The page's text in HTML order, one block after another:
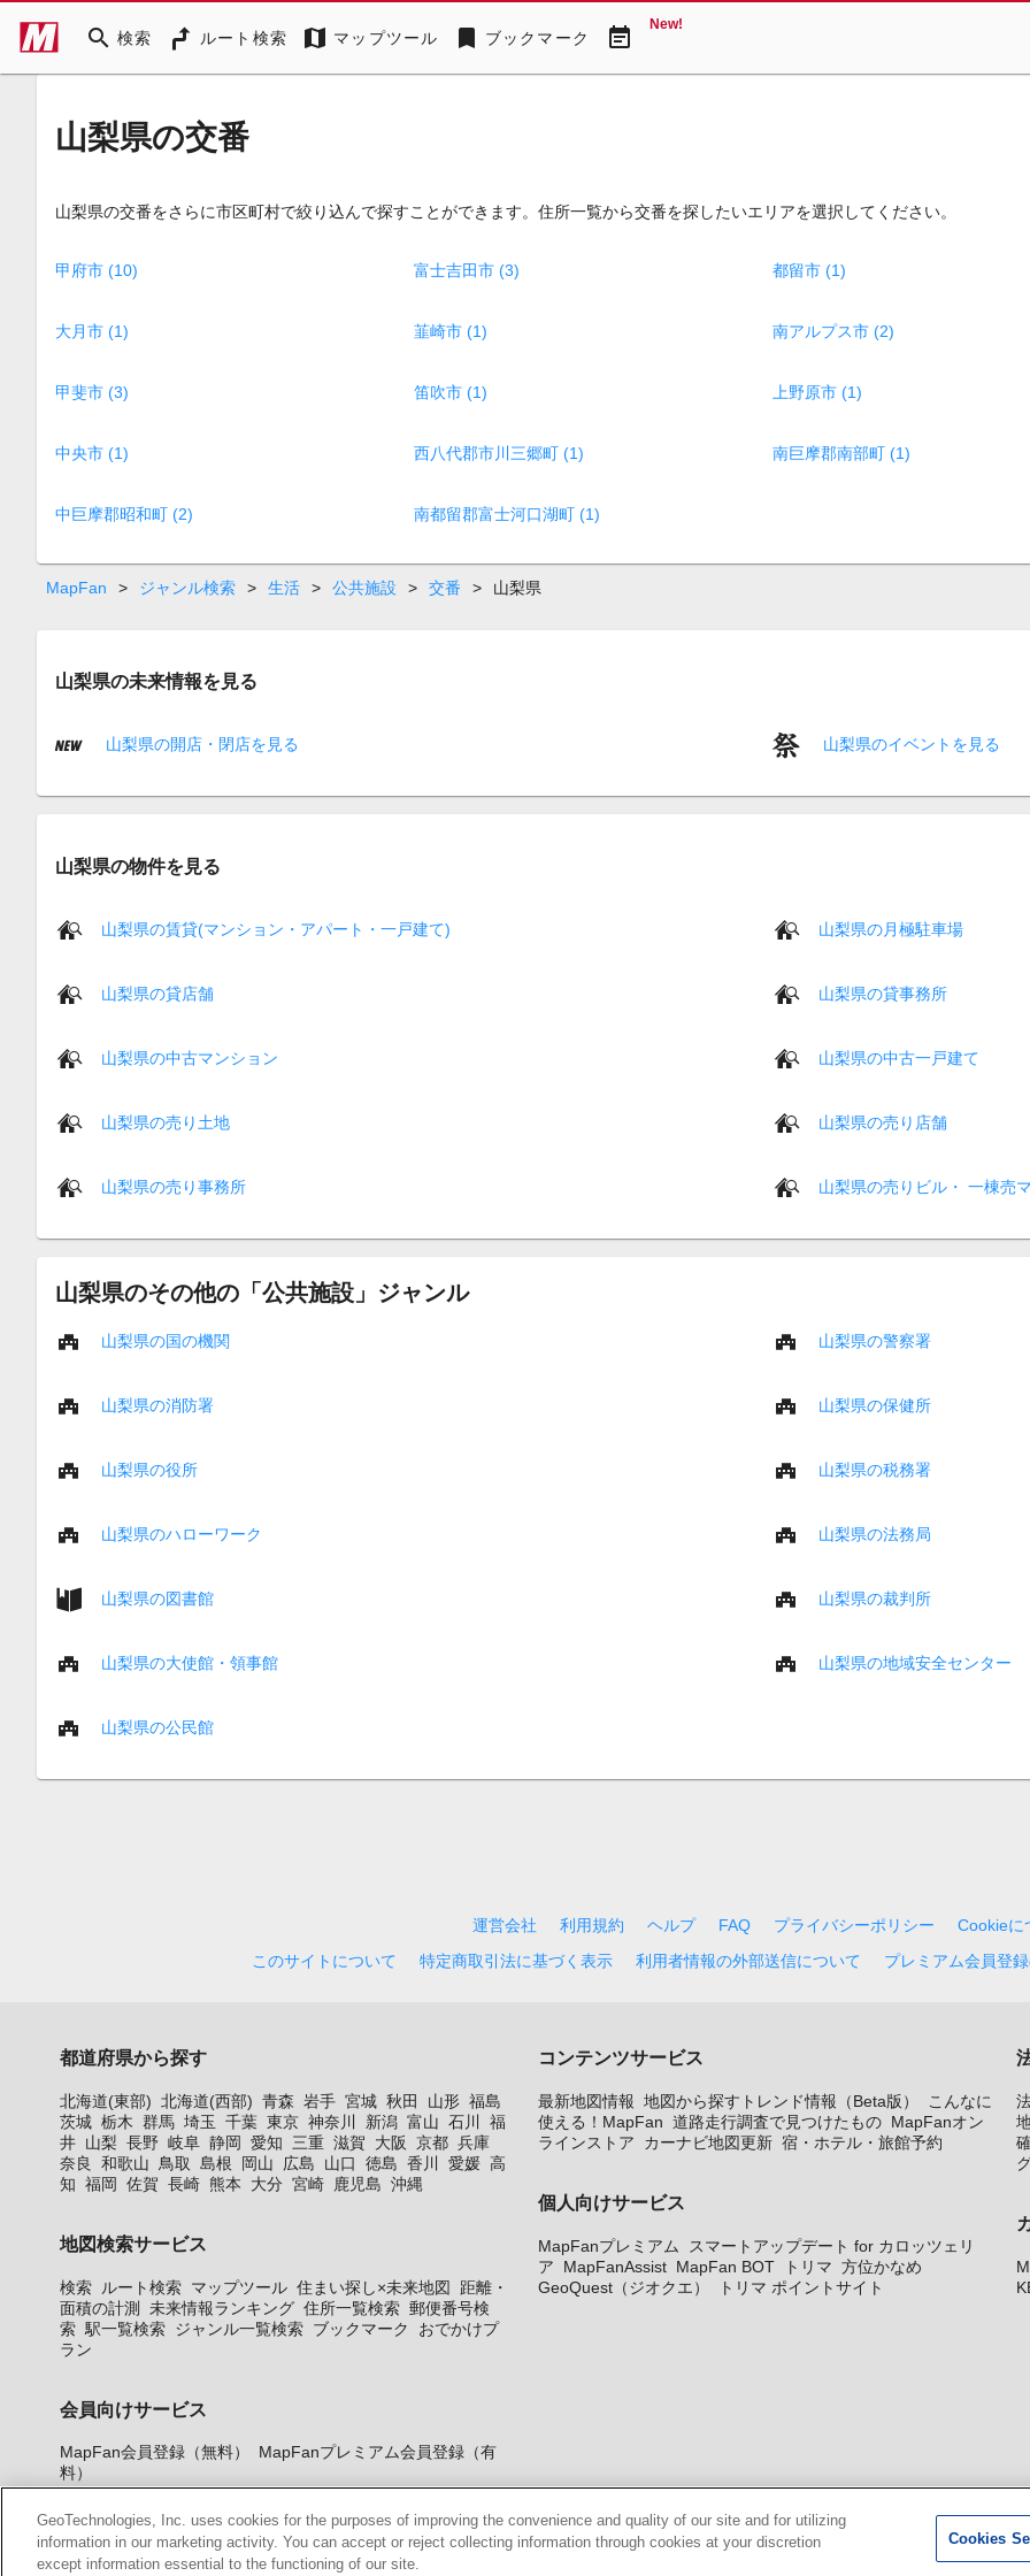
search 検索 ルート検索 map マップツール bookmark ブックマーク event_note New!
山梨県の交番
山梨県の交番をさらに市区町村で絞り込んで探すことができます。住所一覧から交番を探したいエリアを選択してください。
甲府市 (10) 富士吉田市 (3) 都留市 (1)
大月市 (1) 韮崎市 (1) 南アルプス市 (2)
甲斐市 (3) 笛吹市 (1) 上野原市 (1)
中央市 (1) 西八代郡市川三郷町 (1) 南巨摩郡南部町 (1)
中巨摩郡昭和町 (2) 南都留郡富士河口湖町 (1)
MapFan > ジャンル検索 > 生活 > 公共施設 > 交番 > 山梨県
山梨県の未来情報を見る
山梨県の開店・閉店を見る 山梨県のイベントを見る
山梨県の物件を見る
山梨県の賃貸(マンション・アパート・一戸建て) 山梨県の月極駐車場
山梨県の貸店舗 山梨県の貸事務所
山梨県の中古マンション 山梨県の中古一戸建て
山梨県の売り土地 山梨県の売り店舗
山梨県の売り事務所 山梨県の売りビル・ 一棟売
山梨県のその他の「公共施設」ジャンル
山梨県の国の機関 山梨県の警察署
山梨県の消防署 山梨県の保健所
山梨県の役所 山梨県の税務署
山梨県のハローワーク 山梨県の法務局
山梨県の図書館 山梨県の裁判所
山梨県の大使館・領事館 山梨県の地域安全センター
山梨県の公民館
運営会社 利用規約 ヘルプ FAQ プライバシーポリシー
Cookieに
このサイトについて
特定商取引法に基づく表示 利用者情報の外部送信について プレミアム会員登
都道府県から探す
北海道(東部) 北海道(西部) 青森 岩手 宮城 秋田 山形 福島
茨城 栃木 群馬 埼玉 千葉 東京 神奈川 新潟 富山 石川
福
井 山梨 長野 岐阜 静岡 愛知 三重 滋賀 大阪 京都 兵庫
奈良
和歌山 鳥取 島根 岡山 広島 山口 徳島 香川 愛媛 高
知 福岡 佐賀 長崎 熊本 大分 宮崎 鹿児島 沖縄
地図検索サービス
検索 ルート検索 マップツール 住まい探し×未来地図
距離・
面積の計測 未来情報ランキング 住所一覧検索 郵便番号検
索 駅一覧検索 ジャンル一覧検索 ブックマーク
おでかけプ
ラン
会員向けサービス
MapFan会員登録（無料）
MapFanプレミアム会員登録（有
料）
コンテンツサービス
最新地図情報 地図から探すトレンド情報（Beta版）
こんなに
使える！MapFan 道路走行調査で見つけたもの MapFanオン
ラインストア
カーナビ地図更新 宿・ホテル・旅館予約
個人向けサービス
MapFanプレミアム
スマートアップデート for カロッツェリ
ア
MapFanAssist MapFan BOT トリマ 方位かなめ
GeoQuest（ジオクエ）
トリマ ポイントサイト
GeoTechnologies, Inc. uses cookies for the purposes of improving the convenience and quality of our site and for utilizing
information in our marketing activity. You can accept or reject collecting information through cookies at your discretion
except information essential to the functioning of our site.
Cookies